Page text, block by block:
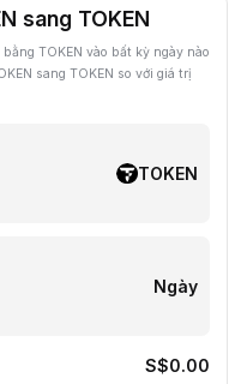
sang TOKEN
TOKEN vào bất kỳ ngày nào
sang TOKEN so với giá trị
TOKEN
Ngày
S$0.00